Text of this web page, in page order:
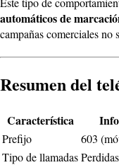
automáticos de
campañas comerciales no
Resumen del
Característica
Prefijo
603
Tipo de llamadas